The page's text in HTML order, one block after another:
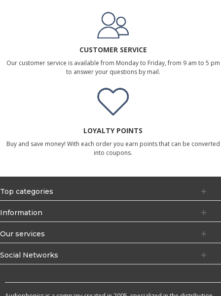
CUSTOMER SERVICE
Our customer service is available from Monday to Friday, from 9 am to 5 pm
to answer your questions by mail.
LOYALTY POINTS
Buy and save money! With each order you earn points that can be converted
into coupons.
Top categories
Information
Our services
Social Networks